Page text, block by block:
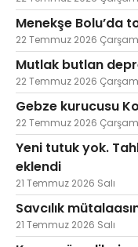
Menekşe Bolu’da
22 Temmuz 2026
Mutlak butlan
22 Temmuz 2026
Gebze kurucusu
22 Temmuz 2026
Yeni tutuk yok.
eklendi
21 Temmuz 2026 Salı
Savcılık
21 Temmuz 2026 Salı